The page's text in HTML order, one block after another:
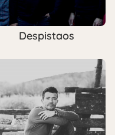
Despistaos